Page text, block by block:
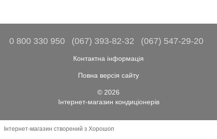
0 800 330 950 (067) 393-82-32 (067) 547-29-20
Контактна інформація
Повна версія сайту
© 2026
Інтернет-магазин кондиціонерів
Інтернет-магазин створений з Хорошоп